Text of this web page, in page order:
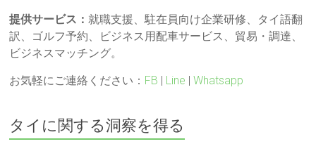
提供サービス：就職支援、駐在員向け企業研修、タイ語翻
訳、ゴルフ予約、ビジネス用配車サービス、貿易・調達、
ビジネスマッチング。
お気軽にご連絡ください： FB Line |Whatsapp
タイに関する洞察を得る